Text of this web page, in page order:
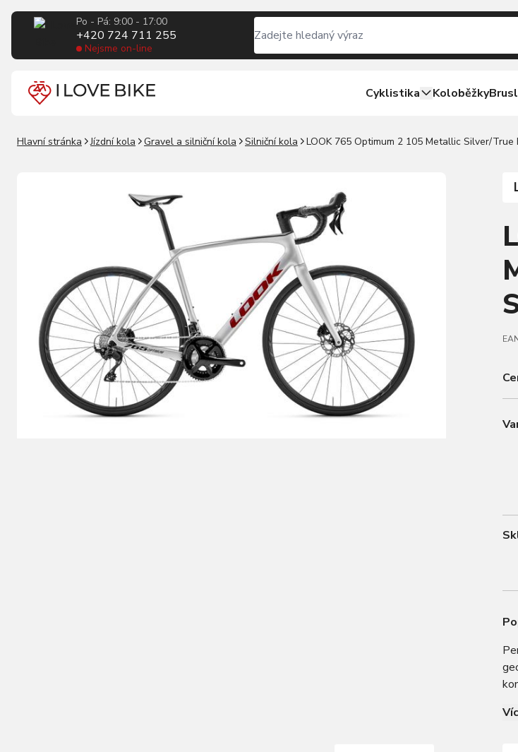
Po - Pá: 9:00 - 17:00
+420 724 711 255
Nejsme on-line
Cyklistika Koloběžky
Hlavní stránka Jízdní kola Gravel a silniční kola Silniční kola LOOK 765 Optimum 2 105 Metallic Silver/